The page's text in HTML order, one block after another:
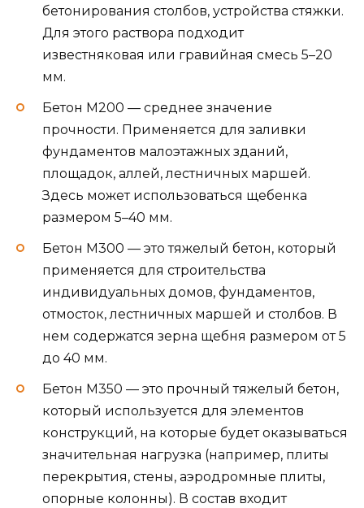
бетонирования столбов, устройства стяжки.
Для этого раствора подходит
известняковая или гравийная смесь 5–20
мм.
Бетон М200 — среднее значение
прочности. Применяется для заливки
фундаментов малоэтажных зданий,
площадок, аллей, лестничных маршей.
Здесь может использоваться щебенка
размером 5–40 мм.
Бетон М300 — это тяжелый бетон, который
применяется для строительства
индивидуальных домов, фундаментов,
отмосток, лестничных маршей и столбов. В
нем содержатся зерна щебня размером от 5
до 40 мм.
Бетон М350 — это прочный тяжелый бетон,
который используется для элементов
конструкций, на которые будет оказываться
значительная нагрузка (например, плиты
перекрытия, стены, аэродромные плиты,
опорные колонны). В состав входит